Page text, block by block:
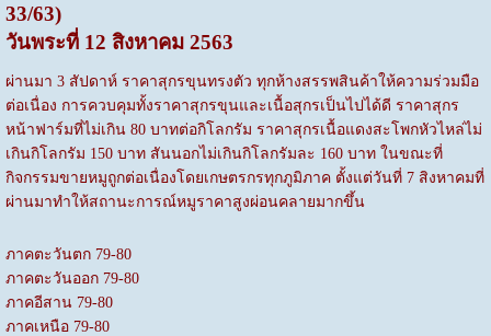
33/63)
วันพระที่ 12 สิงหาคม 2563
ผ่านมา 3 สัปดาห์ ราคาสุกรขุนทรงตัว ทุกห้างสรรพสินค้าให้ความร่วมมือ
ต่อเนื่อง การควบคุมทั้งราคาสุกรขุนและเนื้อสุกรเป็นไปได้ดี ราคาสุกร
หน้าฟาร์มที่ไม่เกิน 80 บาทต่อกิโลกรัม ราคาสุกรเนื้อแดงสะโพกหัวไหล่ไม่
เกินกิโลกรัม 150 บาท สันนอกไม่เกินกิโลกรัมละ 160 บาท ในขณะที่
กิจกรรมขายหมูถูกต่อเนื่องโดยเกษตรกรทุกภูมิภาค ตั้งแต่วันที่ 7 สิงหาคมที่
ผ่านมาทำให้สถานะการณ์หมูราคาสูงผ่อนคลายมากขึ้น
ภาคตะวันตก 79-80
ภาคตะวันออก 79-80
ภาคอีสาน 79-80
ภาคเหนือ 79-80